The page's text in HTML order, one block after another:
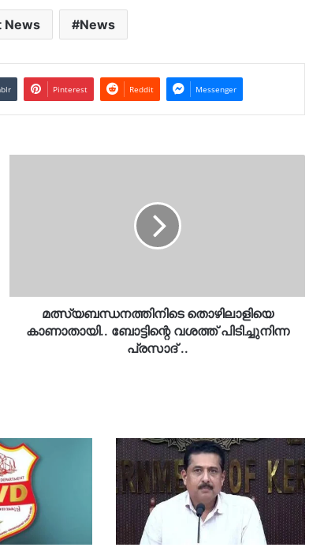
News News
Pinterest Reddit Messenger
മത്സ്യബന്ധനത്തിനിടെ തൊഴിലാളിയെ
കാണാതായി.. ബോട്ടിന്റെ വശത്ത് പിടിച്ചുനിന്ന
പ്രസാദ് ..